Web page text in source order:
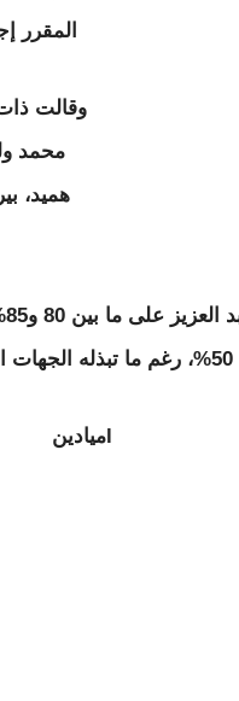
المقرر
وقالت
محمد
هميد،
lميادين